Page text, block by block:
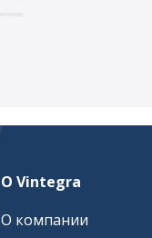
О Vintegra
О компании